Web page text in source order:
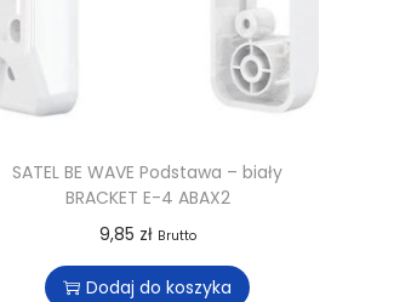
SATEL BE WAVE Podstawa – biały
BRACKET E-4 ABAX2
9,85 zł Brutto
Dodaj do koszyka